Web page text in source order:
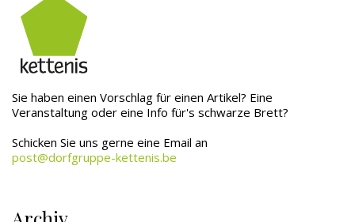
Sie haben einen Vorschlag für einen Artikel? Eine
Veranstaltung oder eine Info für's schwarze Brett?
Schicken Sie uns gerne eine Email an
post@dorfgruppe-kettenis.be